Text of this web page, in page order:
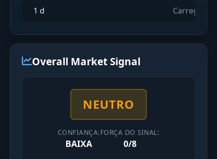
1 d
Overall Market Signal
NEUTRO
CONFIANÇA:
BAIXA
FORÇA DO SINAL:
0/8